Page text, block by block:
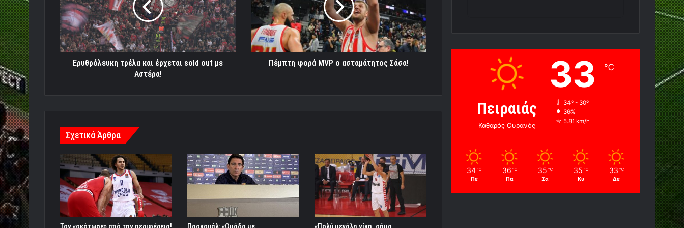
sold
out
με
Αστέρα!
Ερυθρόλευκη τρέλα και έρχεται sold out με
Αστέρα!
ασταμάτητος
Σάσα!
Πέμπτη φορά MVP ο ασταμάτητος Σάσα!
Σχετικά Άρθρα
Πειραιάς
Καθαρός Ουρανός
33 ℃
34º - 30º
36%
5.81 km/h
34 ℃
Πε
36 ℃
Πα
35 ℃
Σα
35 ℃
Κυ
33 ℃
Δε